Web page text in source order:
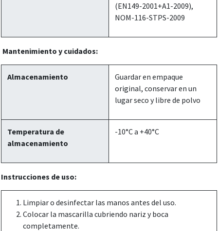
(EN149-2001+A1-2009),
NOM-116-STPS-2009
Mantenimiento y cuidados:
Almacenamiento
Guardar en empaque
original, conservar en un
lugar seco y libre de polvo
Temperatura de
almacenamiento
-10°C a +40°C
Instrucciones de uso:
Limpiar o desinfectar las manos antes del uso.
Colocar la mascarilla cubriendo nariz y boca
completamente.